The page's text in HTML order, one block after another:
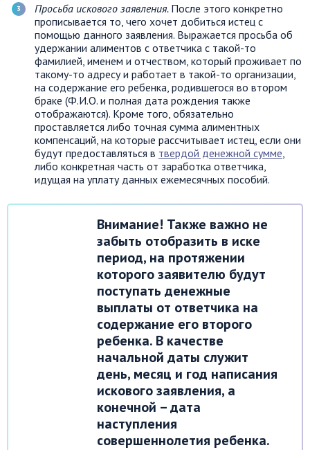
Просьба искового заявления. После этого конкретно
прописывается то, чего хочет добиться истец с
помощью данного заявления. Выражается просьба об
удержании алиментов с ответчика с такой-то
фамилией, именем и отчеством, который проживает по
такому-то адресу и работает в такой-то организации,
на содержание его ребенка, родившегося во втором
браке (Ф.И.О. и полная дата рождения также
отображаются). Кроме того, обязательно
проставляется либо точная сумма алиментных
компенсаций, на которые рассчитывает истец, если они
будут предоставляться в твердой денежной сумме
либо конкретная часть от заработка ответчика,
идущая на уплату данных ежемесячных пособий.
Внимание! Также важно не
забыть отобразить в иске
период, на протяжении
которого заявителю будут
поступать денежные
выплаты от ответчика на
содержание его второго
ребенка. В качестве
начальной даты служит
день, месяц и год написания
искового заявления, а
конечной – дата
наступления
совершеннолетия ребенка.